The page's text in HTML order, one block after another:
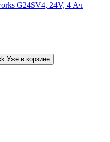
G24SV4, 24V, 4 Ач
Уже в корзине